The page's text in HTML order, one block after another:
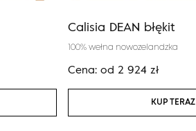
Calisia DEAN błękit
100% wełna nowozelandzka
Cena: od 2 924 zł
KUP TERAZ